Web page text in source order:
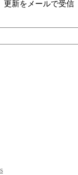
更新をメールで受信